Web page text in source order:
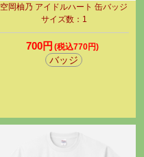
空岡柚乃 アイドルハート 缶バッジ
サイズ数：1
700円 (税込770円)
バッジ